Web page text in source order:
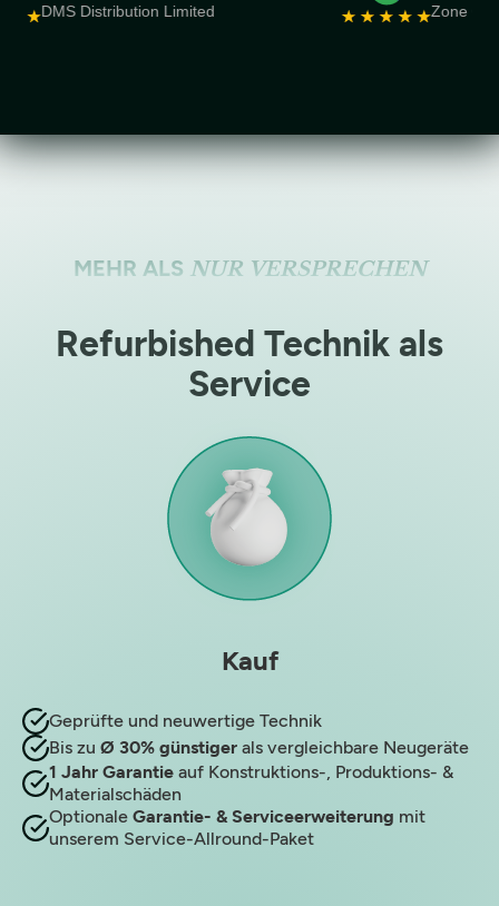
Limited Zone Global
MEHR ALS NUR VERSPRECHEN
Refurbished Technik als
Service
Kauf
Geprüfte und neuwertige Technik
Bis zu Ø 30% günstiger als vergleichbare Neugeräte
1 Jahr Garantie auf Konstruktions-, Produktions- &
Materialschäden
Optionale Garantie- & Serviceerweiterung mit
unserem Service-Allround-Paket